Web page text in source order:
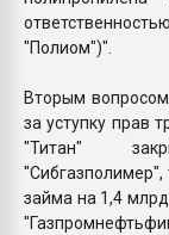
"Полиом")".
Вторым вопросом
за уступку прав
"Титан"
займа на 1,4